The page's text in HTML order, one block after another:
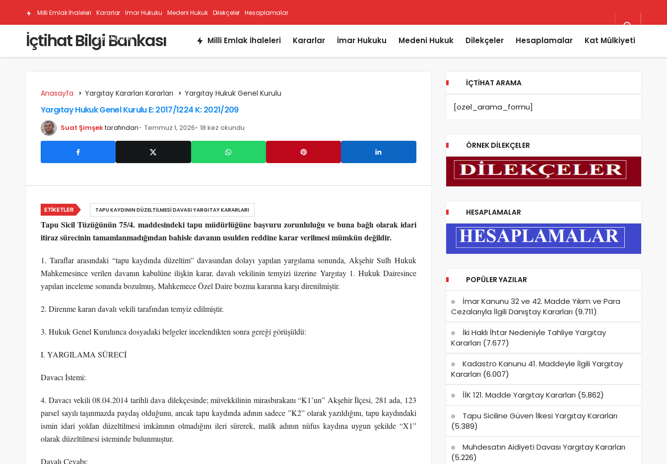
Milli Emlak İhaleleri Kararlar İmar Hukuku Medeni Hukuk Dilekçeler Hesaplamalar
Kat Mülkiyeti
İçtihat Bilgi Bankası Milli Emlak İhaleleri Kararlar İmar Hukuku Medeni Hukuk Dilekçeler Hesaplamalar Kat Mülkiyeti
Anasayfa Yargıtay Kararları Kararları Yargıtay Hukuk Genel Kurulu
Yargıtay Hukuk Genel Kurulu E: 2017/1224 K: 2021/209
Suat Şimşektarafından Temmuz 1, 2026 18 kez okundu
Tapu Sicil Tüzüğünün 75/4. maddesindeki tapu müdürlüğüne başvuru zorunluluğu ve buna bağlı olarak idari
itiraz sürecinin tamamlanmadığından bahisle davanın usulden reddine karar verilmesi mümkün değildir.
1. Taraflar arasındaki “tapu kaydında düzeltim” davasından dolayı yapılan yargılama sonunda, Akşehir Sulh Hukuk
Mahkemesince verilen davanın kabulüne ilişkin karar, davalı vekilinin temyizi üzerine Yargıtay 1. Hukuk Dairesince
yapılan inceleme sonunda bozulmuş, Mahkemece Özel Daire bozma kararına karşı direnilmiştir.
2. Direnme kararı davalı vekili tarafından temyiz edilmiştir.
3. Hukuk Genel Kurulunca dosyadaki belgeler incelendikten sonra gereği görüşüldü:
I. YARGILAMA SÜRECİ
Davacı İstemi:
4. Davacı vekili 08.04.2014 tarihli dava dilekçesinde; müvekkilinin mirasbırakanı “K1’un” Akşehir İlçesi, 281 ada, 123
parsel sayılı taşınmazda paydaş olduğunu, ancak tapu kaydında adının sadece ”K2” olarak yazıldığını, tapu kaydındaki
ismin idari yoldan düzeltilmesi imkânının olmadığını ileri sürerek, malik adının nüfus kaydına uygun şekilde “X1”
olarak düzeltilmesi isteminde bulunmuştur.
Davalı Cevabı:
ETIKETLER TAPU KAYDININ DÜZELTILMESI DAVASI YARGITAY KARARLARI
İÇTIHAT ARAMA
[ozel_arama_formu]
ÖRNEK DILEKÇELER
HESAPLAMALAR
POPÜLER YAZILAR
İmar Kanunu 32 ve 42. Madde Yıkım ve Para
Cezalarıyla İlgili Danıştay Kararları (9.711)
İki Haklı İhtar Nedeniyle Tahliye Yargıtay
Kararları (7.677)
Kadastro Kanunu 41. Maddeyle İlgili Yargıtay
Kararları (6.007)
İİK 121. Madde Yargıtay Kararları (5.862)
Tapu Siciline Güven İlkesi Yargıtay Kararları
(5.389)
Muhdesatın Aidiyeti Davası Yargıtay Kararları
(5.226)